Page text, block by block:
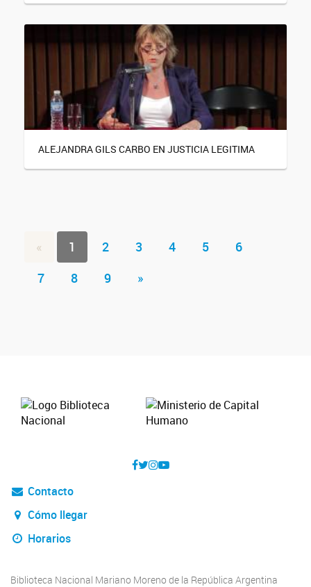
ALEJANDRA GILS CARBO EN JUSTICIA LEGITIMA
« 1 2 3 4 5
6
7
8 9 »
Contacto
Cómo llegar
Horarios
Biblioteca Nacional Mariano Moreno de la República Argentina